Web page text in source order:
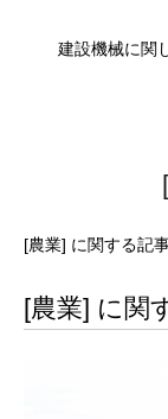
建設機械に関
[農業] に関する記
[農業] に関